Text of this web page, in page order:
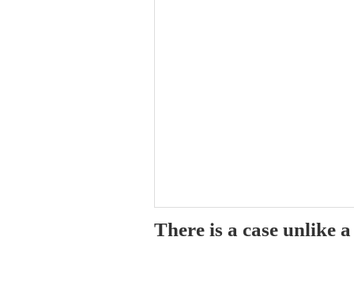
There is a case unlike